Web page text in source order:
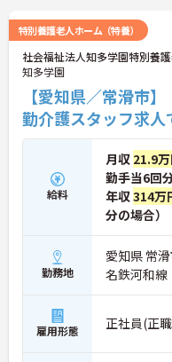
特別養護老人ホーム（特養）
社会福祉法人知多学園特別養
知多学園
【愛知県／常滑市
勤介護スタッフ求人
給料
月収 21.9
勤手当6回
年収314万
分の場合）
勤務地
愛知県 常
名鉄河和線
雇用形態 正社員(正